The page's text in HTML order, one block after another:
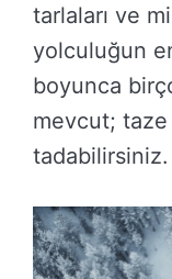
tarlaları ve
yolculuğun
boyunca
mevcut;
tadabilirsiniz.